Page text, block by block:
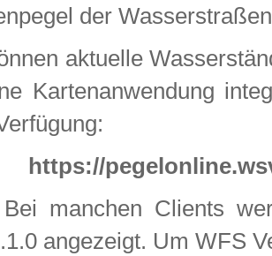
der
aktuelle
Kartenanwendung
https://
Bei manchen Clients
angezeigt. Um WFS